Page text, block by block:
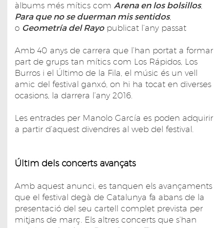
àlbums més mítics com Arena en los bolsillos,
Para que no se duerman mis sentidos,
o Geometría del Rayopublicat l’any passat
Amb 40 anys de carrera que l’han portat a formar
part de grups tan mítics com Los Rápidos, Los
Burros i el Último de la Fila, el músic és un vell
amic del festival ganxó, on hi ha tocat en diverses
ocasions, la darrera l’any 2016.
Les entrades per Manolo García es poden adquirir
a partir d’aquest divendres al web del festival.
Últim dels concerts avançats
Amb aquest anunci, es tanquen els avançaments
que el festival degà de Catalunya fa abans de la
presentació del seu cartell complet prevista per
mitjans de març. Els altres concerts que s’han